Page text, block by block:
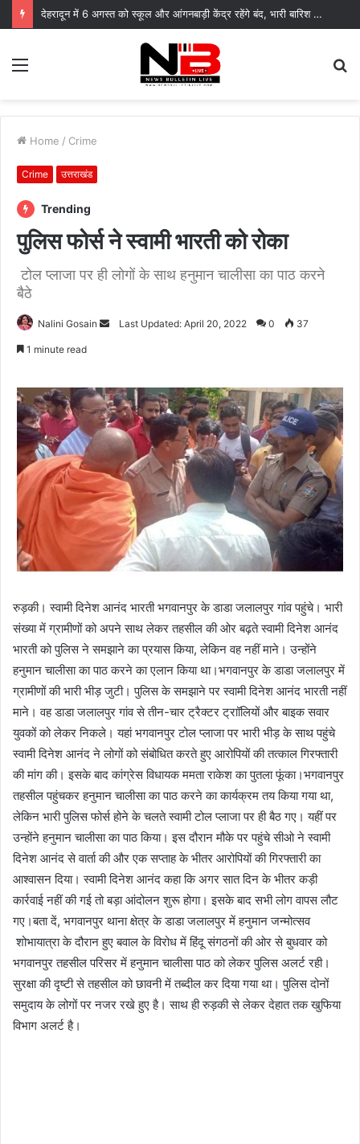
देहरादून में 6 अगस्त को स्कूल और आंगनबाड़ी केंद्र रहेंगे बंद, भारी बारिश का रेड अलर्ट
Menu
Home / Crime
Crime उत्तराखंड
Trending
पुलिस फोर्स ने स्वामी भारती को रोका
टोल प्लाजा पर ही लोगों के साथ हनुमान चालीसा का पाठ करने
बैठे
Nalini Gosain
SendLast Updated: April 20, 2022 0 37
1 minute read
रुड़की। स्वामी दिनेश आनंद भारती भगवानपुर के डाडा जलालपुर गांव पहुंचे। भारी
संख्या में ग्रामीणों को अपने साथ लेकर तहसील की ओर बढ़ते स्वामी दिनेश आनंद
भारती को पुलिस ने समझाने का प्रयास किया, लेकिन वह नहीं माने। उन्होंने
हनुमान चालीसा का पाठ करने का एलान किया था।भगवानपुर के डाडा जलालपुर में
ग्रामीणों की भारी भीड़ जुटी। पुलिस के समझाने पर स्वामी दिनेश आनंद भारती नहीं
माने। वह डाडा जलालपुर गांव से तीन-चार ट्रैक्टर ट्राॉलियों और बाइक सवार
युवकों को लेकर निकले। यहां भगवानपुर टोल प्लाजा पर भारी भीड़ के साथ पहुंचे
स्वामी दिनेश आनंद ने लोगों को संबोधित करते हुए आरोपियों की तत्काल गिरफ्तारी
की मांग की। इसके बाद कांग्रेस विधायक ममता राकेश का पुतला फूंका।भगवानपुर
तहसील पहुंचकर हनुमान चालीसा का पाठ करने का कार्यक्रम तय किया गया था,
लेकिन भारी पुलिस फोर्स होने के चलते स्वामी टोल प्लाजा पर ही बैठ गए। यहीं पर
उन्होंने हनुमान चालीसा का पाठ किया। इस दौरान मौके पर पहुंचे सीओ ने स्वामी
दिनेश आनंद से वार्ता की और एक सप्ताह के भीतर आरोपियों की गिरफ्तारी का
आश्वासन दिया। स्वामी दिनेश आनंद कहा कि अगर सात दिन के भीतर कड़ी
कार्रवाई नहीं की गई तो बड़ा आंदोलन शुरू होगा। इसके बाद सभी लोग वापस लौट
गए।बता दें, भगवानपुर थाना क्षेत्र के डाडा जलालपुर में हनुमान जन्मोत्सव
शोभायात्रा के दौरान हुए बवाल के विरोध में हिंदू संगठनों की ओर से बुधवार को
भगवानपुर तहसील परिसर में हनुमान चालीसा पाठ को लेकर पुलिस अलर्ट रही।
सुरक्षा की दृष्टी से तहसील को छावनी में तब्दील कर दिया गया था। पुलिस दोनों
समुदाय के लोगों पर नजर रखे हुए है। साथ ही रुड़की से लेकर देहात तक खुफिया
विभाग अलर्ट है।